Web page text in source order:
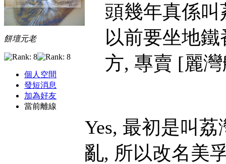
餅壇元老
個人空間
發短消息
加為好友
當前離線
頭幾年真係
以前要坐地
方, 專賣 [麗
Yes, 最初是叫
亂, 所以改名美